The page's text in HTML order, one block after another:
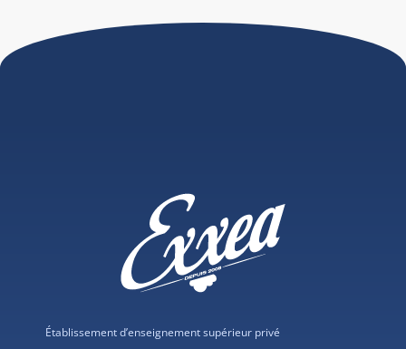
Établissement d’enseignement supérieur privé